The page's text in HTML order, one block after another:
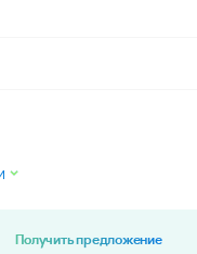
Получить предложение